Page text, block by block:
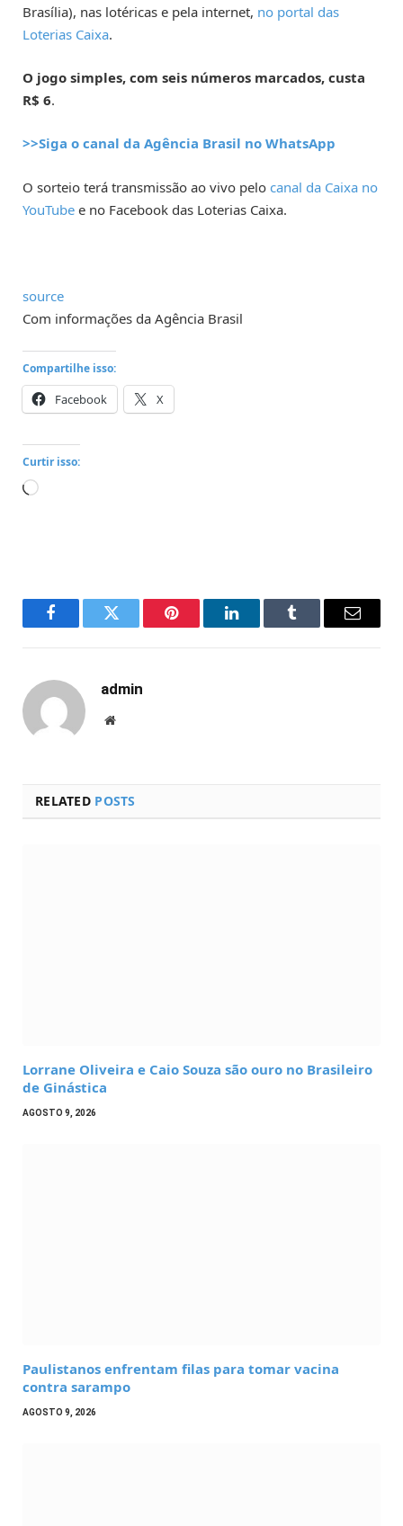
Brasília), nas lotéricas e pela internet, no portal das
Loterias Caixa.
O jogo simples, com seis números marcados, custa
R$ 6.
>>Siga o canal da Agência Brasil no WhatsApp
O sorteio terá transmissão ao vivo pelo canal da Caixa no
YouTube e no Facebook das Loterias Caixa.
source
Com informações da Agência Brasil
Compartilhe isso:
Facebook X
Curtir isso:
Carregando...
FacebookTwitter Pinterest LinkedInTumblr Email
admin
Website
RELATED POSTS
Lorrane Oliveira e Caio Souza são ouro no Brasileiro
de Ginástica
AGOSTO 9, 2026
Paulistanos enfrentam filas para tomar vacina
contra sarampo
AGOSTO 9, 2026